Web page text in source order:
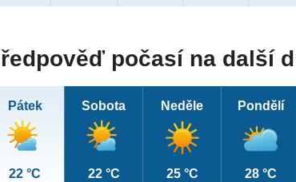
počasí na další
Pátek
22 °C
Sobota
22 °C
Neděle
25 °C
Pondělí
28 °C